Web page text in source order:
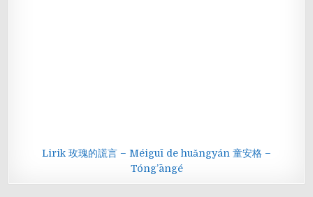
Lirik 玫瑰的謊言 – Méiguī de huǎngyán 童安格 –
Tóng’āngé